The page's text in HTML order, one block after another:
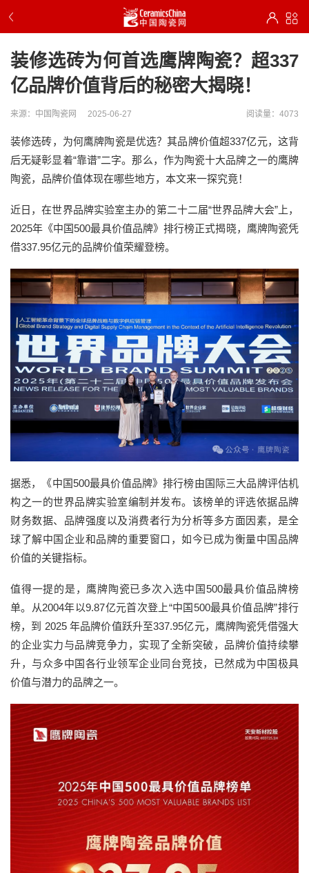
装修选砖为何首选鹰牌陶瓷？超337
亿品牌价值背后的秘密大揭晓！
来源：中国陶瓷网 2025-06-27 阅读量：4073
装修选砖，为何鹰牌陶瓷是优选？其品牌价值超337亿元，这背
后无疑彰显着“靠谱”二字。那么，作为陶瓷十大品牌之一的鹰牌
陶瓷，品牌价值体现在哪些地方，本文来一探究竟！
近日，在世界品牌实验室主办的第二十二届“世界品牌大会”上，
2025年《中国500最具价值品牌》排行榜正式揭晓，鹰牌陶瓷凭
借337.95亿元的品牌价值荣耀登榜。
据悉，《中国500最具价值品牌》排行榜由国际三大品牌评估机
构之一的世界品牌实验室编制并发布。该榜单的评选依据品牌
财务数据、品牌强度以及消费者行为分析等多方面因素，是全
球了解中国企业和品牌的重要窗口，如今已成为衡量中国品牌
价值的关键指标。
值得一提的是，鹰牌陶瓷已多次入选中国500最具价值品牌榜
单。从2004年以9.87亿元首次登上“中国500最具价值品牌”排行
榜，到 2025 年品牌价值跃升至337.95亿元，鹰牌陶瓷凭借强大
的企业实力与品牌竞争力，实现了全新突破，品牌价值持续攀
升，与众多中国各行业领军企业同台竞技，已然成为中国极具
价值与潜力的品牌之一。